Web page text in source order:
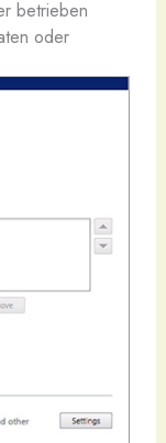
betrieben
oder